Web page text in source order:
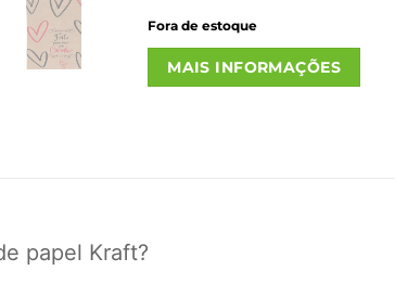
Fora de estoque
MAIS INFORMAÇÕES
papel Kraft?